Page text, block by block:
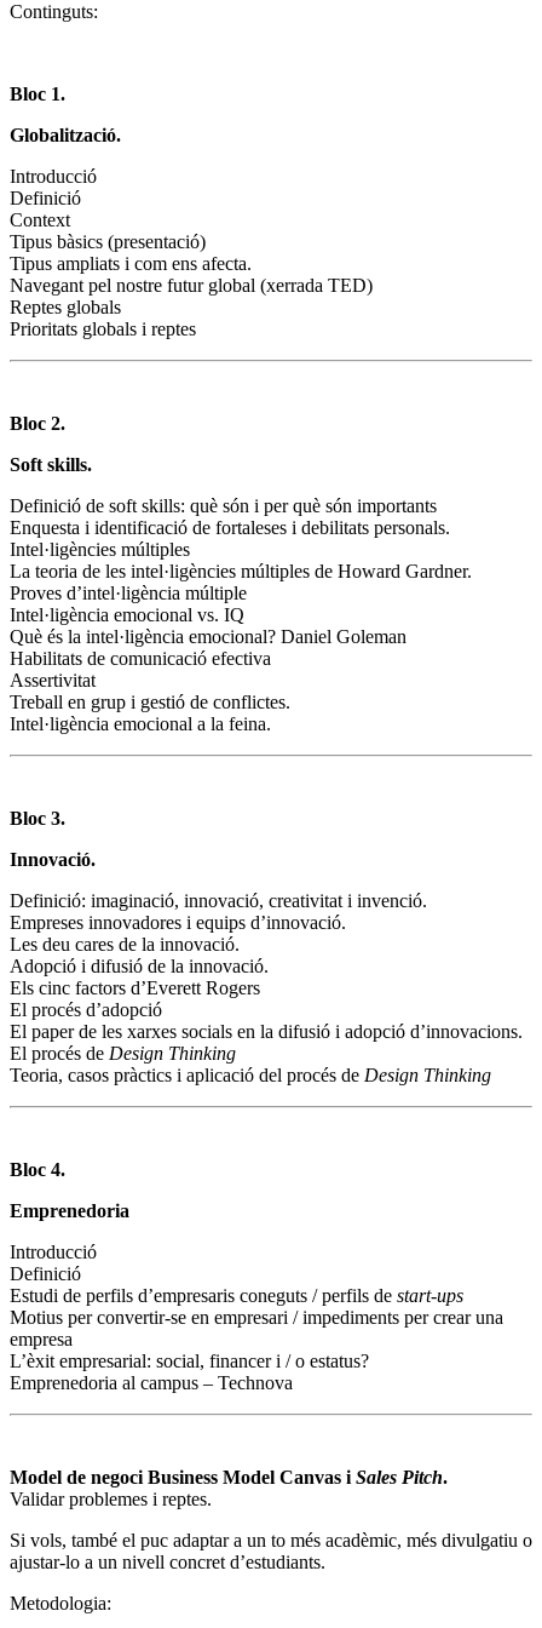
Continguts:
Bloc 1.
Globalització.
Introducció
Definició
Context
Tipus bàsics (presentació)
Tipus ampliats i com ens afecta.
Navegant pel nostre futur global (xerrada TED)
Reptes globals
Prioritats globals i reptes
Bloc 2.
Soft skills.
Definició de soft skills: què són i per què són importants
Enquesta i identificació de fortaleses i debilitats personals.
Intel·ligències múltiples
La teoria de les intel·ligències múltiples de Howard Gardner.
Proves d’intel·ligència múltiple
Intel·ligència emocional vs. IQ
Què és la intel·ligència emocional? Daniel Goleman
Habilitats de comunicació efectiva
Assertivitat
Treball en grup i gestió de conflictes.
Intel·ligència emocional a la feina.
Bloc 3.
Innovació.
Definició: imaginació, innovació, creativitat i invenció.
Empreses innovadores i equips d’innovació.
Les deu cares de la innovació.
Adopció i difusió de la innovació.
Els cinc factors d’Everett Rogers
El procés d’adopció
El paper de les xarxes socials en la difusió i adopció d’innovacions.
El procés de Design Thinking
Teoria, casos pràctics i aplicació del procés de Design Thinking
Bloc 4.
Emprenedoria
Introducció
Definició
Estudi de perfils d’empresaris coneguts / perfils de start-ups
Motius per convertir-se en empresari / impediments per crear una
empresa
L’èxit empresarial: social, financer i / o estatus?
Emprenedoria al campus – Technova
Model de negoci Business Model Canvas i Sales Pitch.
Validar problemes i reptes.
Si vols, també el puc adaptar a un to més acadèmic, més divulgatiu o
ajustar-lo a un nivell concret d’estudiants.
Metodologia: